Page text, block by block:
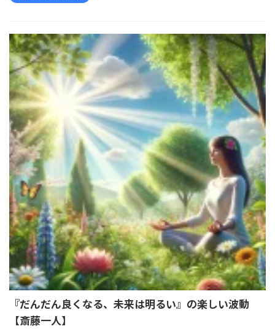
『だんだん良くなる、未来は明るい』の楽しい波動
【斎藤一人】